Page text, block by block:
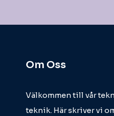
Om Oss
Välkommen till vår
teknik. Här skriver vi